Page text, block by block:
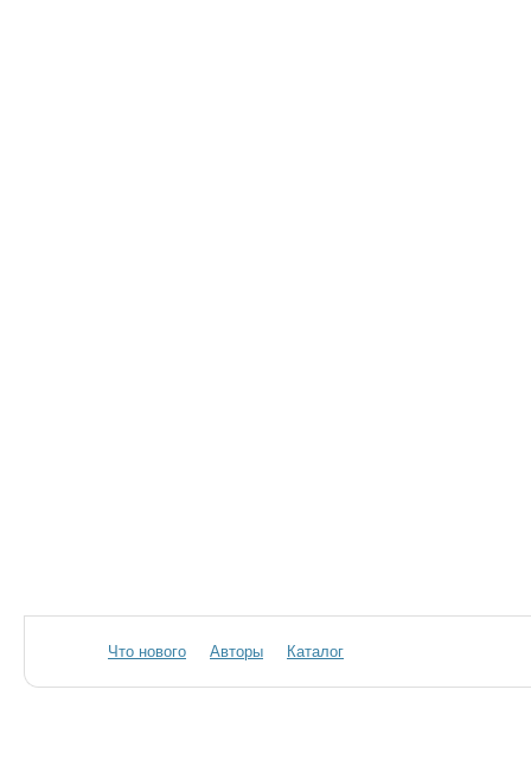
Что нового Авторы Каталог